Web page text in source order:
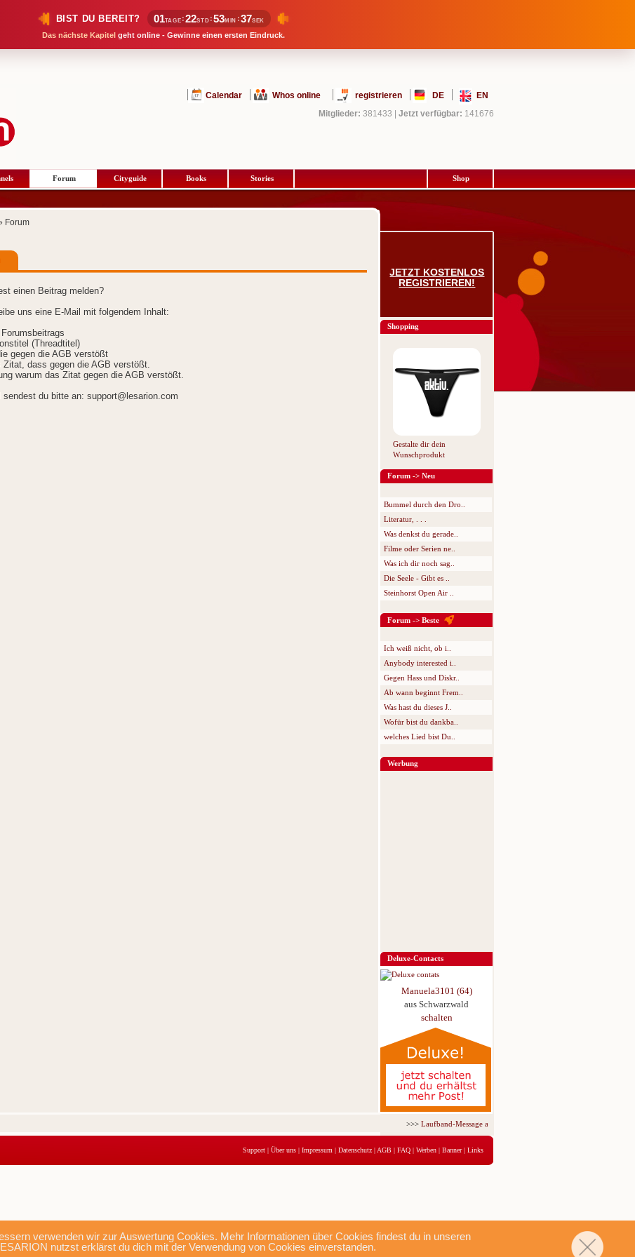
BIST DU BEREIT? 01TAGE :22STD :53MIN :37SEK
Das nächste Kapitel geht online - Gewinne einen ersten Eindruck.
verwenden wir zur Auswertung Cookies. Mehr Informationen über Cookies findest du in unseren
nutzst erklärst du dich mit der Verwendung von Cookies einverstanden.
Calendar Whos online registrieren DE
EN
Mitglieder: 381433 Jetzt verfügbar: 141676
Forum Cityguide Books Stories Shop
Forum
einen Beitrag melden?
uns eine E-Mail mit folgendem Inhalt:
(Threadtitel)
gegen die AGB verstößt
Zitat, dass gegen die AGB verstößt.
warum das Zitat gegen die AGB verstößt.
sendest du bitte an: support@lesarion.com
JETZT KOSTENLOS
REGISTRIEREN!
Shopping
Gestalte dir dein
Wunschprodukt
Forum -> Neu
Bummel durch den Dro..
Literatur, . . .
Was denkst du gerade..
Filme oder Serien ne..
Was ich dir noch sag..
Die Seele - Gibt es ..
Steinhorst Open Air ..
Forum -> Beste
Ich weiß nicht, ob i..
Anybody interested i..
Gegen Hass und Diskr..
Ab wann beginnt Frem..
Was hast du dieses J..
Wofür bist du dankba..
welches Lied bist Du..
Werbung
Deluxe-Contacts
Manuela3101 (64)
aus Schwarzwald
schalten
>>>Laufband-Message ab nur 5,95 € für 3 Tage!
Support | Über uns | Impressum | Datenschutz | AGB | FAQ | Werben | Banner| Links